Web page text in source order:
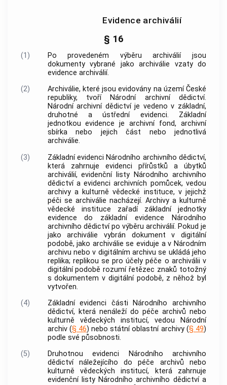
Evidence archiválií
§ 16
(1) Po provedeném výběru archiváliíjsou
dokumentyvybrané jako archiválie vzaty do
evidence archiválií.
(2)
Archiválie, které jsou evidovány na území České
republiky, tvoří Národní archivní dědictví.
Národní archivní dědictví je vedeno v základní,
druhotné a ústřední evidenci. Základní
jednotkou evidence jearchivní fond,archivní
sbírkanebo jejich část nebo jednotlivá
archiválie.
(3)
Základní evidenci Národního archivního dědictví,
která zahrnuje evidenci přírůstků a úbytků
archiválií, evidenční listy Národního archivního
dědictví a evidenciarchivních pomůcek, vedou
archivya kulturně vědecké instituce, v jejichž
péči se archiválie nacházejí. Archivya kulturně
vědecké instituce zařadí základní jednotky
evidence do základní evidence Národního
archivního dědictví po výběru archiválií. Pokud je
jakoarchiválie vybrán dokument v digitální
podobě, jako archiválie se eviduje a v Národním
archivu nebo v digitálním archivu se ukládá jeho
replika; replikou se pro účelypéče o archiválii v
digitální podobě rozumí řetězec znaků totožný
sdokumentem v digitální podobě, z něhož byl
vytvořen.
(4)
Základní evidenci části Národního archivního
dědictví, která nenáleží do péče archivů nebo
kulturně vědeckých institucí, vedou
Národní
archiv(§ 46) nebo státní oblastní archivy(§ 49)
podle své působnosti.
(5)
Druhotnou evidenci Národního archivního
dědictví náležejícího do péče archivů nebo
kulturně vědeckých institucí, která zahrnuje
evidenční listy Národního archivního dědictví a